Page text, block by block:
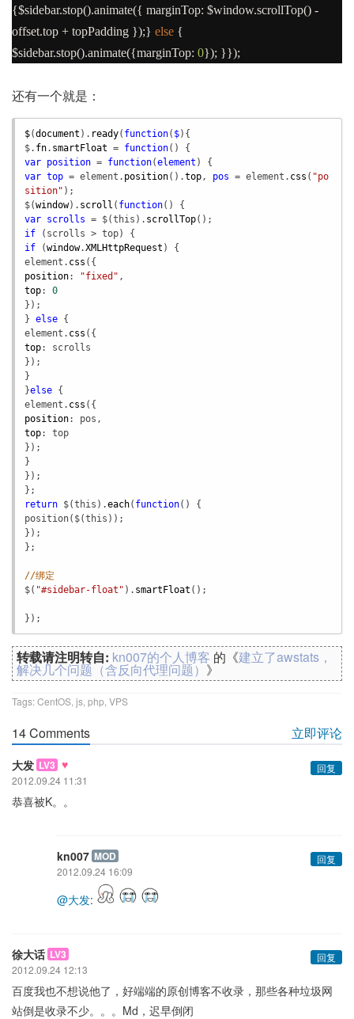
{$sidebar.stop().animate({ marginTop: $window.scrollTop() -
offset.top + topPadding });} else {
$sidebar.stop().animate({marginTop: 0}); }});
还有一个就是：
$(document ). ready( function( $
$. fn. smartFloat = function
var position = function(element
var top = element . position().top, pos = element . css ( "po
sition"
$(window). scroll ( function
var scrolls = $(this ). scrollTop
if ( scrolls > top
if (window.XMLHttpRequest
element . css
position: "fixed"
top: 0
});
} else
element . css
top: scrolls
});
}
}else
element . css
position: pos
top: top
});
}
});
return $(this ).each( function
position( $(this ));
});
};
//绑定
$( "#sidebar-float" ). smartFloat ();
});
转载请注明转自: kn007的个人博客 的《建立了awstats，
解决几个问题（含反向代理问题）》
Tags:CentOS js php VPS
14 Comments 立即评论
大发 LV3 ♥
回复
2012.09.24 11:31
恭喜被K。。
kn007 MOD
回复
2012.09.24 16:09
@大发:
徐大话 LV3
回复
2012.09.24 12:13
百度我也不想说他了，好端端的原创博客不收录，那些各种垃圾网
站倒是收录不少。。。Md，迟早倒闭